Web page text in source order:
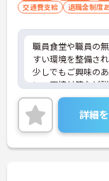
交通費支給
退職金制度
職員食堂や職員の
すい環境を整備され
少しでもご興味の
い。面接対策など
詳細